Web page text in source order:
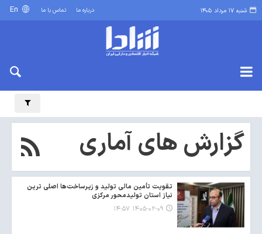
شنبه ۱۷ مرداد ۱۴۰۵ درباره ما تماس با ما
گزارش های آماری
تقویت تأمین مالی تولید و زیرساخت‌ها اصلی ترین
نیاز استان تولیدمحور مرکزی
۱۴۰۵-۰۲-۰۹ ۱۴:۵۷